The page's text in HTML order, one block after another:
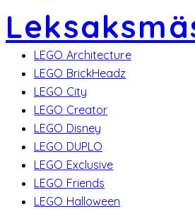
LEGO Architecture
LEGO BrickHeadz
LEGO City
LEGO Creator
LEGO Disney
LEGO DUPLO
LEGO Exclusive
LEGO Friends
LEGO Halloween